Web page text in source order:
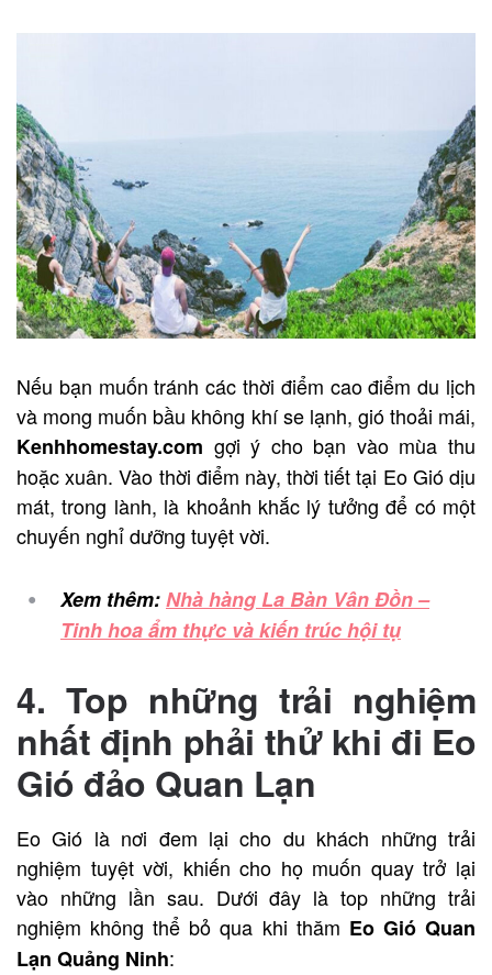
Nếu bạn muốn tránh các thời điểm cao điểm du lịch
và mong muốn bầu không khí se lạnh, gió thoải mái,
Kenhhomestay.com gợi ý cho bạn vào mùa thu
hoặc xuân. Vào thời điểm này, thời tiết tại Eo Gió dịu
mát, trong lành, là khoảnh khắc lý tưởng để có một
chuyến nghỉ dưỡng tuyệt vời.
Xem thêm:Nhà hàng La Bàn Vân Đồn –
Tinh hoa ẩm thực và kiến trúc hội tụ
4. Top những trải nghiệm
nhất định phải thử khi đi Eo
Gió đảo Quan Lạn
Eo Gió là nơi đem lại cho du khách những trải
nghiệm tuyệt vời, khiến cho họ muốn quay trở lại
vào những lần sau. Dưới đây là top những trải
nghiệm không thể bỏ qua khi thăm Eo Gió Quan
Lạn Quảng Ninh: